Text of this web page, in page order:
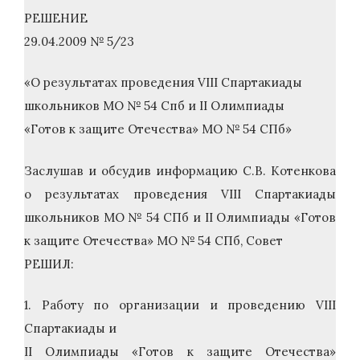
РЕШЕНИЕ
29.04.2009 № 5/23
«О результатах проведения VIII Спартакиады
школьников МО № 54 Спб и II Олимпиады
«Готов к защите Отечества» МО № 54 СПб»
Заслушав и обсудив информацию С.В. Котенкова
о результатах проведения VIII Спартакиады
школьников МО № 54 СПб и II Олимпиады «Готов
к защите Отечества» МО № 54 СПб, Совет
РЕШИЛ:
1. Работу по организации и проведению VIII
Спартакиады и
II Олимпиады «Готов к защите Отечества»